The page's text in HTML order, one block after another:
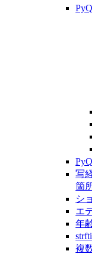
写
箇
シ
エ
年
複